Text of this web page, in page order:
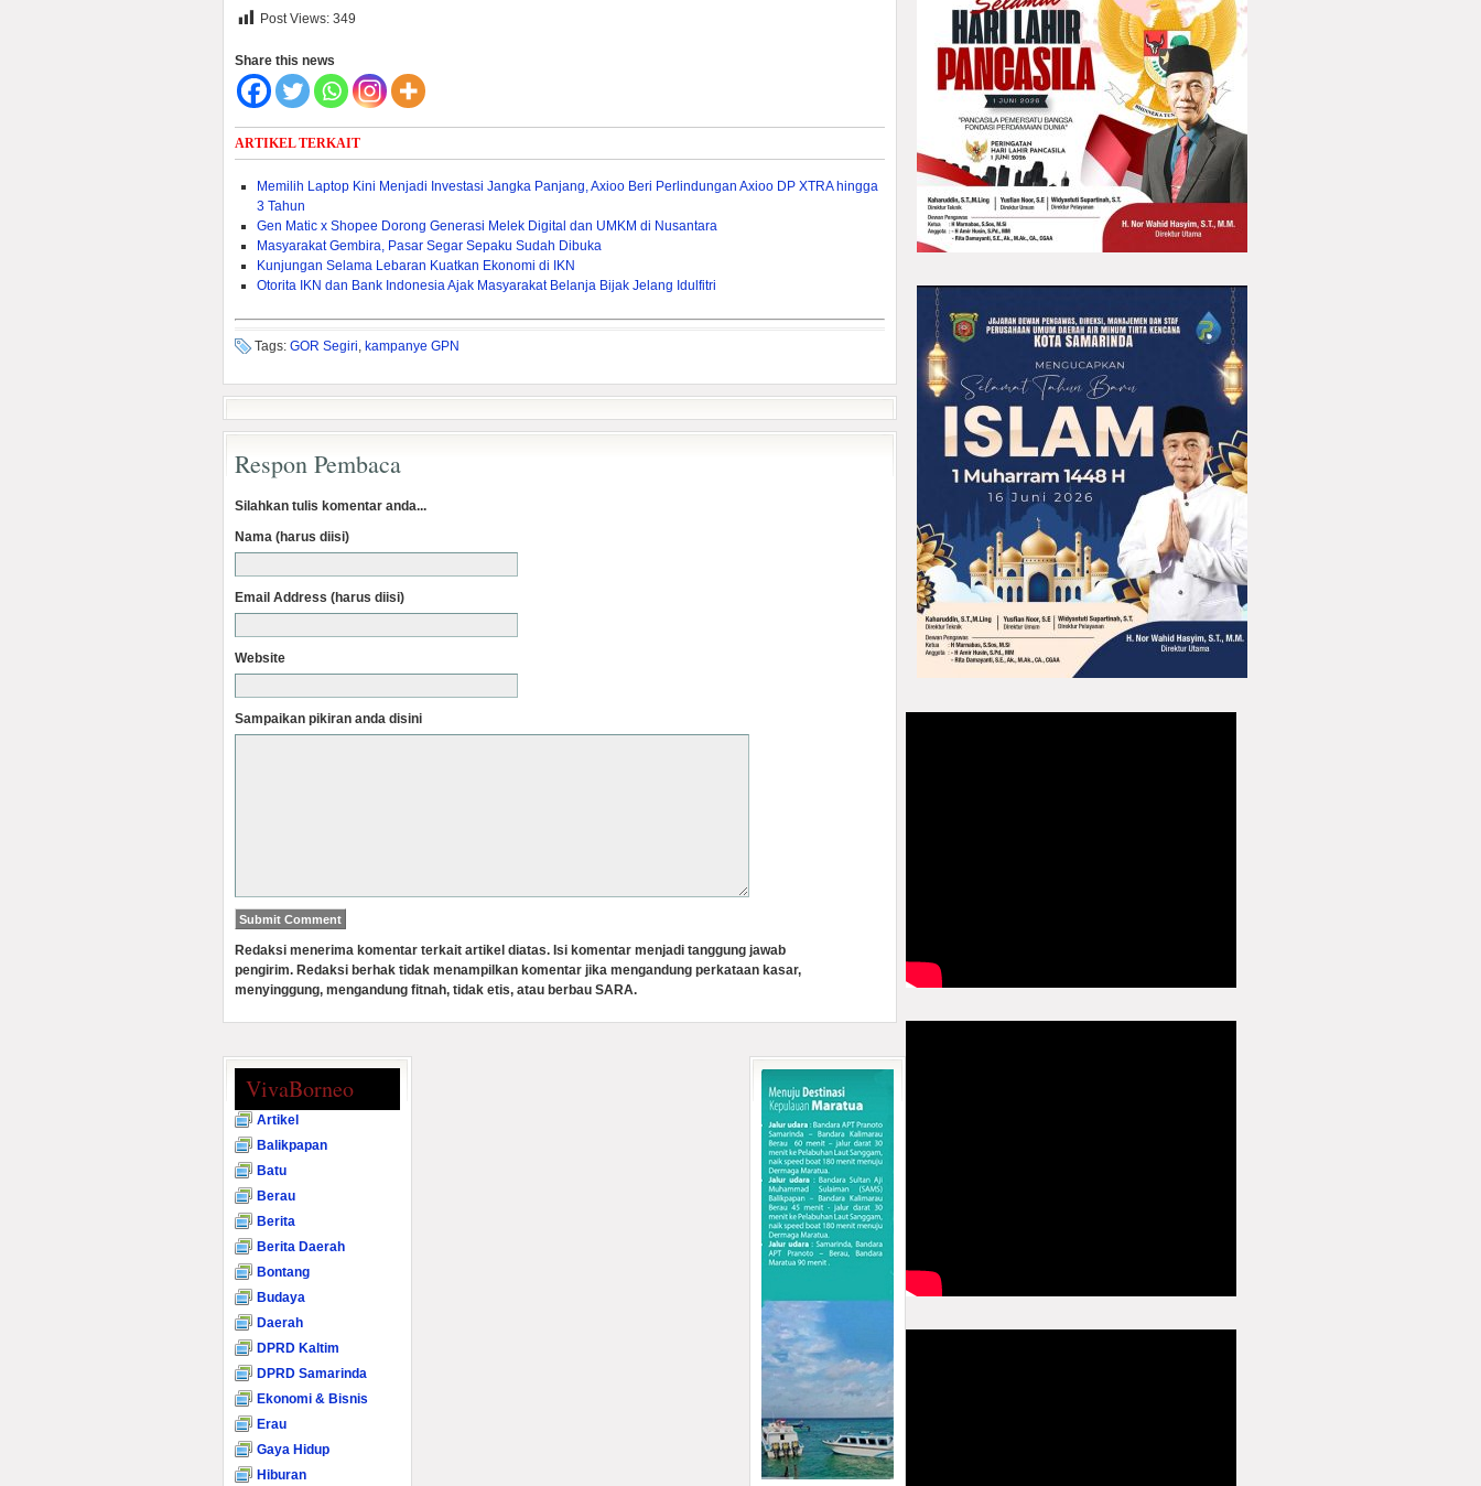
Post Views: 349
Share this news
ARTIKEL TERKAIT
Memilih Laptop Kini Menjadi Investasi Jangka Panjang, Axioo Beri Perlindungan Axioo DP XTRA hingga
3 Tahun
Gen Matic x Shopee Dorong Generasi Melek Digital dan UMKM di Nusantara
Masyarakat Gembira, Pasar Segar Sepaku Sudah Dibuka
Kunjungan Selama Lebaran Kuatkan Ekonomi di IKN
Otorita IKN dan Bank Indonesia Ajak Masyarakat Belanja Bijak Jelang Idulfitri
Tags: GOR Segiri, kampanye GPN
Respon Pembaca
Silahkan tulis komentar anda...
Nama (harus diisi)
Email Address (harus diisi)
Website
Sampaikan pikiran anda disini
Redaksi menerima komentar terkait artikel diatas. Isi komentar menjadi tanggung jawab
pengirim. Redaksi berhak tidak menampilkan komentar jika mengandung perkataan kasar,
menyinggung, mengandung fitnah, tidak etis, atau berbau SARA.
VivaBorneo
Artikel
Balikpapan
Batu
Berau
Berita
Berita Daerah
Bontang
Budaya
Daerah
DPRD Kaltim
DPRD Samarinda
Ekonomi & Bisnis
Erau
Gaya Hidup
Hiburan